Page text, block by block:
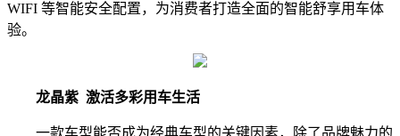
WIFI 等智能安全配置，为消费者打造全面的智能舒享用车体
验。
龙晶紫 激活多彩用车生活